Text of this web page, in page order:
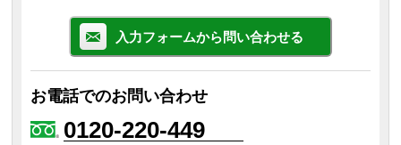
入力フォームから問い合わせる
お電話でのお問い合わせ
0120-220-449